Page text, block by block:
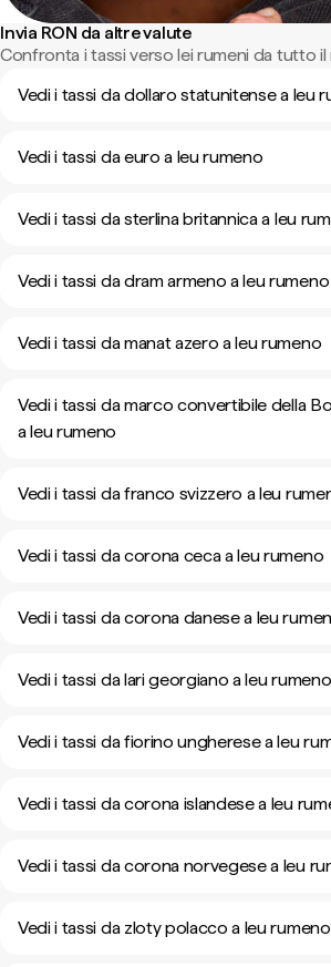
Invia RON da altre valute
Confronta i tassi verso lei rumeni da tutto il
Vedi i tassi da dollaro statunitense a leu
Vedi i tassi da euro a leu rumeno
Vedi i tassi da sterlina britannica a leu
Vedi i tassi da dram armeno a leu rumeno
Vedi i tassi da manat azero a leu rumeno
Vedi i tassi da marco convertibile della
a leu rumeno
Vedi i tassi da franco svizzero a leu
Vedi i tassi da corona ceca a leu rumeno
Vedi i tassi da corona danese a leu
Vedi i tassi da lari georgiano a leu rumeno
Vedi i tassi da fiorino ungherese a leu
Vedi i tassi da corona islandese a leu
Vedi i tassi da corona norvegese a leu
Vedi i tassi da zloty polacco a leu rumeno